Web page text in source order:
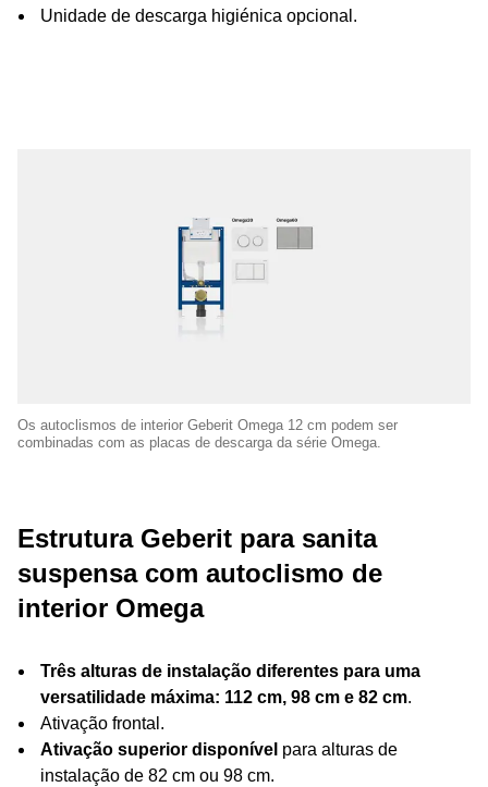
Unidade de descarga higiénica opcional.
Os autoclismos de interior Geberit Omega 12 cm podem ser
combinadas com as placas de descarga da série Omega.
Estrutura Geberit para sanita
suspensa com autoclismo de
interior Omega
Três alturas de instalação diferentes para uma
versatilidade máxima: 112 cm, 98 cm e 82 cm.
Ativação frontal.
Ativação superior disponível para alturas de
instalação de 82 cm ou 98 cm.